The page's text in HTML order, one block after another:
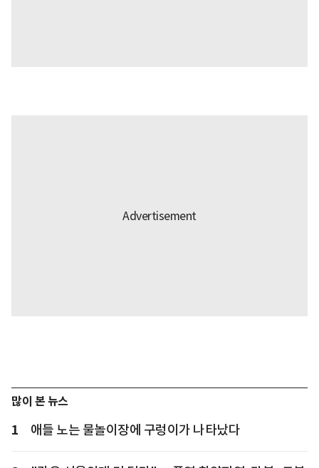
많이 본 뉴스
1 애들 노는 물놀이장에 구렁이가 나타났다